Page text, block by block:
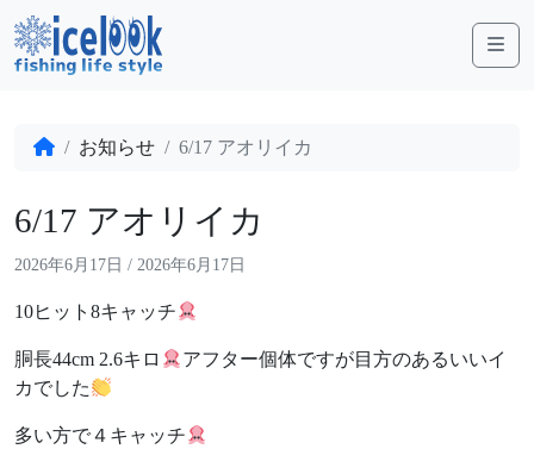
お知らせ 6/17 アオリイカ
6/17 アオリイカ
2026年6月17日 / 2026年6月17日
10ヒット8キャッチ
胴長44cm 2.6キロ
アフター個体ですが目方のあるいいイ
カでした
多い方で４キャッチ